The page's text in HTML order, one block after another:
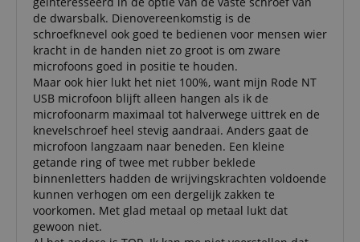
de dwarsbalk. Dienovereenkomstig is de
schroefknevel ook goed te bedienen voor mensen wier
kracht in de handen niet zo groot is om zware
microfoons goed in positie te houden.
Maar ook hier lukt het niet 100%, want mijn Rode NT
USB microfoon blijft alleen hangen als ik de
microfoonarm maximaal tot halverwege uittrek en de
knevelschroef heel stevig aandraai. Anders gaat de
microfoon langzaam naar beneden. Een kleine
getande ring of twee met rubber beklede
binnenletters hadden de wrijvingskrachten voldoende
kunnen verhogen om een dergelijk zakken te
voorkomen. Met glad metaal op metaal lukt dat
gewoon niet.
gebruikersaanmelding en accountbeheer. Zonder
strikt noodzakelijke cookies kan de website niet
correct worden gebruikt.
Naam
Aanbieder /
Domein
CookieScriptConsent
CookieScript
.kirstein.nl
maand